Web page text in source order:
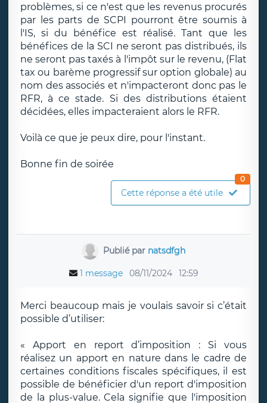
problèmes, si ce n'est que les revenus procurés
par les parts de SCPI pourront être soumis à
l'IS, si du bénéfice est réalisé. Tant que les
bénéfices de la SCI ne seront pas distribués, ils
ne seront pas taxés à l'impôt sur le revenu, (Flat
tax ou barème progressif sur option globale) au
nom des associés et n'impacteront donc pas le
RFR, à ce stade. Si des distributions étaient
décidées, elles impacteraient alors le RFR.
Voilà ce que je peux dire, pour l'instant.
Bonne fin de soirée
Cette réponse a été utile
0
Publié par natsdfgh
1 message 08/11/2024 12:59
Merci beaucoup mais je voulais savoir si c’était
possible d’utiliser:
« Apport en report d’imposition : Si vous
réalisez un apport en nature dans le cadre de
certaines conditions fiscales spécifiques, il est
possible de bénéficier d'un report d'imposition
de la plus-value. Cela signifie que l'imposition